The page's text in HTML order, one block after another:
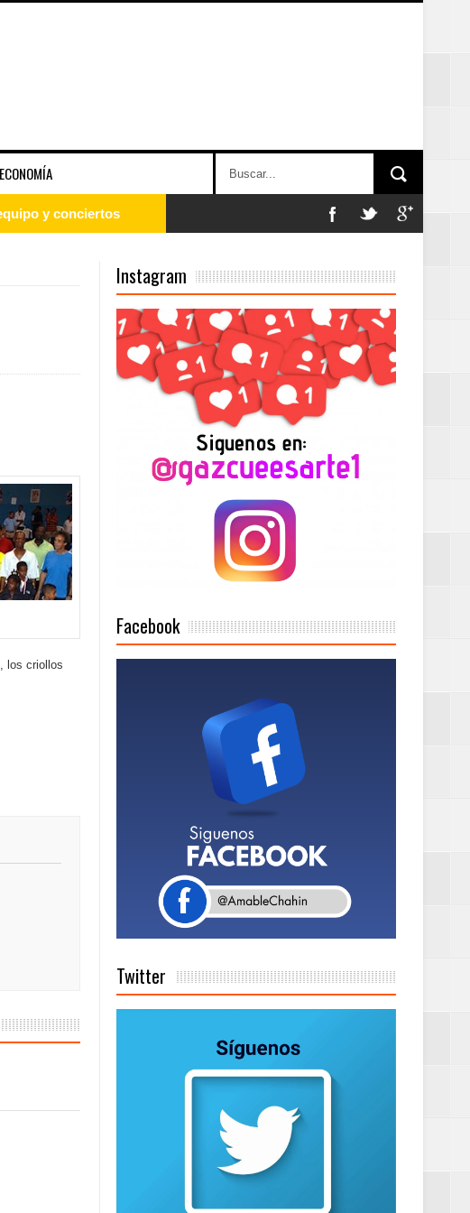
ECONOMÍA
y conciertos
a Hard Rock Café Santo
tras salida de RD
Sistema de Gestión
de días a
producción de calidad
en el Hard Rock Café
los criollos
Instagram
Facebook
Twitter